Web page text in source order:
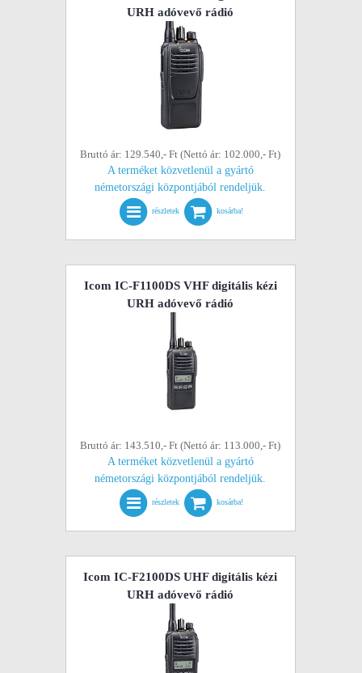
URH adóvevő rádió
Bruttó ár: 129.540,- Ft (Nettó ár: 102.000,- Ft)
A terméket közvetlenül a gyártó
németországi központjából rendeljük.
részletek kosárba!
Icom IC-F1100DS VHF digitális kézi
URH adóvevő rádió
Bruttó ár: 143.510,- Ft (Nettó ár: 113.000,- Ft)
A terméket közvetlenül a gyártó
németországi központjából rendeljük.
részletek kosárba!
Icom IC-F2100DS UHF digitális kézi
URH adóvevő rádió